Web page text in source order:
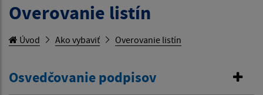
Overovanie listín
Úvod Ako vybaviť Overovanie listín
Osvedčovanie podpisov